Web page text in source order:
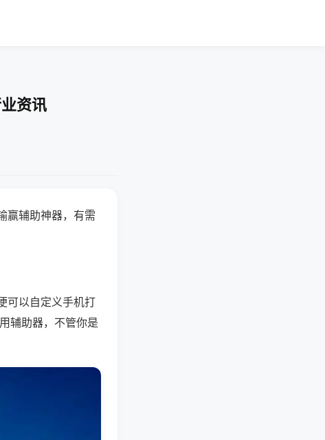
资讯
赢辅助神器，有需
可以自定义手机打
辅助器，不管你是